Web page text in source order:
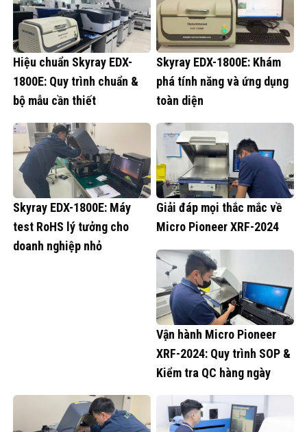
Hiệu chuẩn Skyray EDX-
1800E: Quy trình chuẩn &
bộ mẫu cần thiết
Skyray EDX-1800E: Khám
phá tính năng và ứng dụng
toàn diện
Skyray EDX-1800E: Máy
test RoHS lý tưởng cho
doanh nghiệp nhỏ
Giải đáp mọi thắc mắc về
Micro Pioneer XRF-2024
Vận hành Micro Pioneer
XRF-2024: Quy trình SOP &
Kiểm tra QC hàng ngày